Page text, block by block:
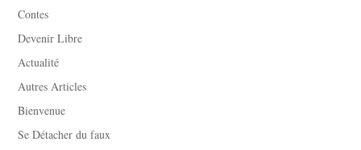
Contes
Devenir Libre
Actualité
Autres Articles
Bienvenue
Se Détacher du faux